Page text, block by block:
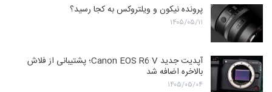
پرونده نیکون و ویلتروکس به کجا رسید؟
۱۴۰۵/۰۵/۱۱
آپدیت جدید Canon EOS R6 V؛ پشتیبانی از فلاش
بالاخره اضافه شد
۱۴۰۵/۰۵/۰۴